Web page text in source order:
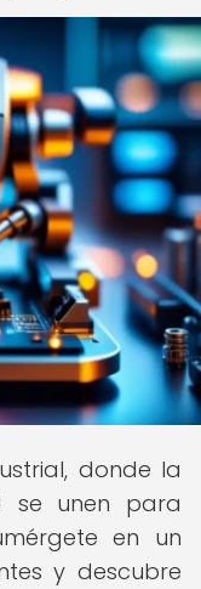
donde la
se unen para
en un
y descubre